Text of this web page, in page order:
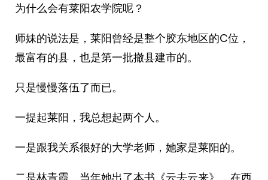
为什么会有莱阳农学院呢？
师妹的说法是，莱阳曾经是整个胶东地区的C位，
最富有的县，也是第一批撤县建市的。
只是慢慢落伍了而已。
一提起莱阳，我总想起两个人。
一是跟我关系很好的大学老师，她家是莱阳的。